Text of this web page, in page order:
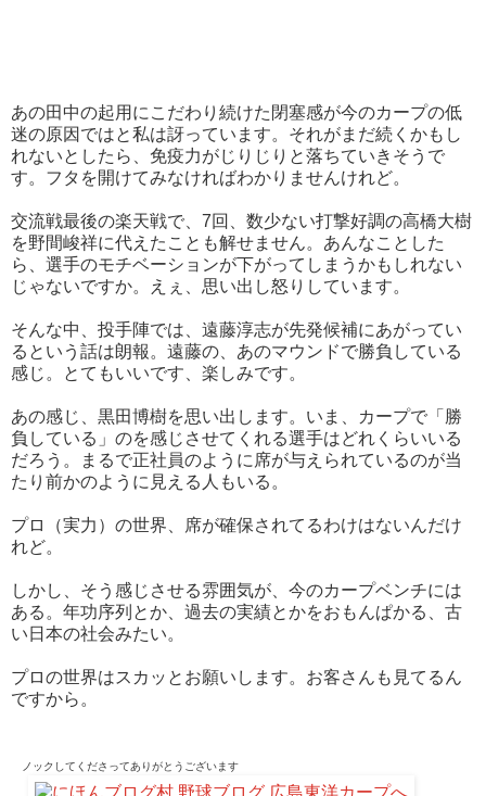
あの田中の起用にこだわり続けた閉塞感が今のカープの低
迷の原因ではと私は訝っています。それがまだ続くかもし
れないとしたら、免疫力がじりじりと落ちていきそうで
す。フタを開けてみなければわかりませんけれど。
交流戦最後の楽天戦で、7回、数少ない打撃好調の高橋大樹
を野間峻祥に代えたことも解せません。あんなことした
ら、選手のモチベーションが下がってしまうかもしれない
じゃないですか。えぇ、思い出し怒りしています。
そんな中、投手陣では、遠藤淳志が先発候補にあがってい
るという話は朗報。遠藤の、あのマウンドで勝負している
感じ。とてもいいです、楽しみです。
あの感じ、黒田博樹を思い出します。いま、カープで「勝
負している」のを感じさせてくれる選手はどれくらいいる
だろう。まるで正社員のように席が与えられているのが当
たり前かのように見える人もいる。
プロ（実力）の世界、席が確保されてるわけはないんだけ
れど。
しかし、そう感じさせる雰囲気が、今のカープベンチには
ある。年功序列とか、過去の実績とかをおもんぱかる、古
い日本の社会みたい。
プロの世界はスカッとお願いします。お客さんも見てるん
ですから。
ノックしてくださってありがとうございます